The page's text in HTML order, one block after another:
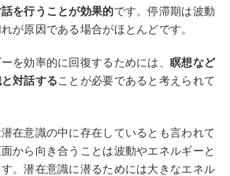
を行うことが効果的です。停滞期は波動
が原因である場合がほとんどです。
を効率的に回復するためには、 瞑想など
対話することが必要であると考えられて
在意識の中に存在しているとも言われて
から向き合うことは波動やエネルギーと
。潜在意識に潜るためには大きなエネル